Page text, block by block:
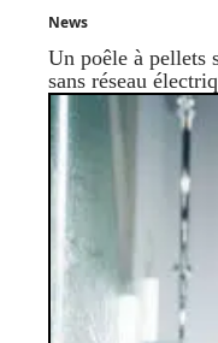
News
Un poêle à pellets
sans réseau